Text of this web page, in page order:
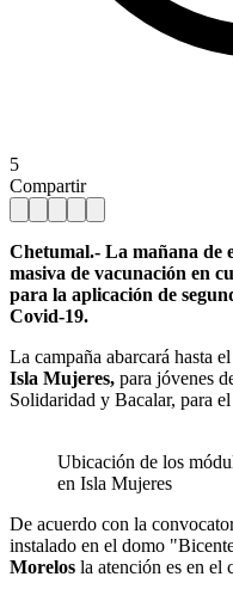
5
Compartir
Chetumal.- La mañana de
masiva de vacunación en
para la aplicación de
Covid-19.
La campaña abarcará hasta
Isla Mujeres, para jóvenes
Solidaridad y Bacalar, para
Ubicación de los
en Isla Mujeres
De acuerdo con la
instalado en el domo
Morelos la atención es en el